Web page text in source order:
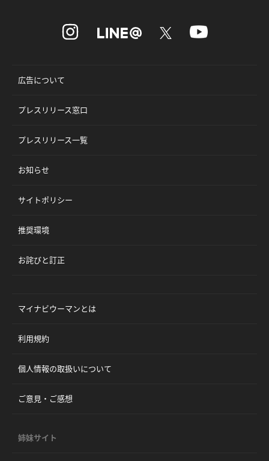
広告について
プレスリリース窓口
プレスリリース一覧
お知らせ
サイトポリシー
推奨環境
お詫びと訂正
マイナビウーマンとは
利用規約
個人情報の取扱いについて
ご意見・ご感想
姉妹サイト